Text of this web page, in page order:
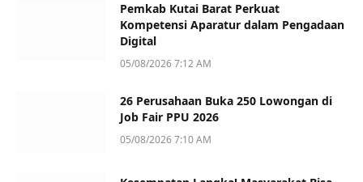
Pemkab Kutai Barat Perkuat
Kompetensi Aparatur dalam Pengadaan
Digital
05/08/2026 7:12 AM
26 Perusahaan Buka 250 Lowongan di
Job Fair PPU 2026
05/08/2026 7:10 AM